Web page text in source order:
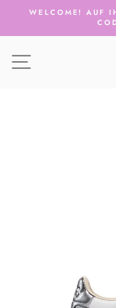
Inhalt
WELCOME! AUF